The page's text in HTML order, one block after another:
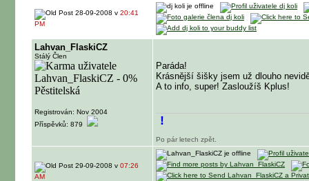
28-09-2008 v 20:41
PM
Lahvan_FlaskiCZ
Stálý Člen
Registrován: Nov 2004
Příspěvků: 879
Paráda!
Krásnější šišky jsem už dlouho
A to info, super! Zasloužíš Kplus!
!
Po pár letech zpět.
29-09-2008 v 07:26
AM